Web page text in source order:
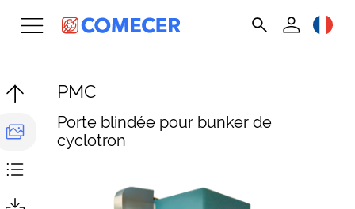
PMC
Porte blindée pour bunker de
cyclotron